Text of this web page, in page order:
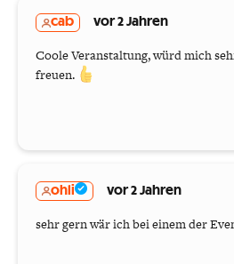
cab vor 2 Jahren
Coole Veranstaltung, würd mich
freuen.
ohli vor 2 Jahren
sehr gern wär ich bei einem der